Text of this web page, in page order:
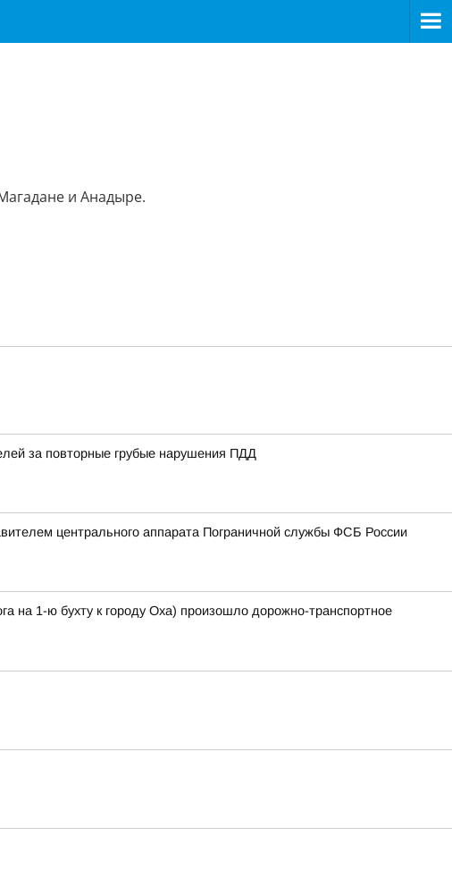
и Анадыре.
за повторные грубые нарушения ПДД
центрального аппарата Пограничной службы ФСБ России
на 1-ю бухту к городу Оха) произошло дорожно-транспортное